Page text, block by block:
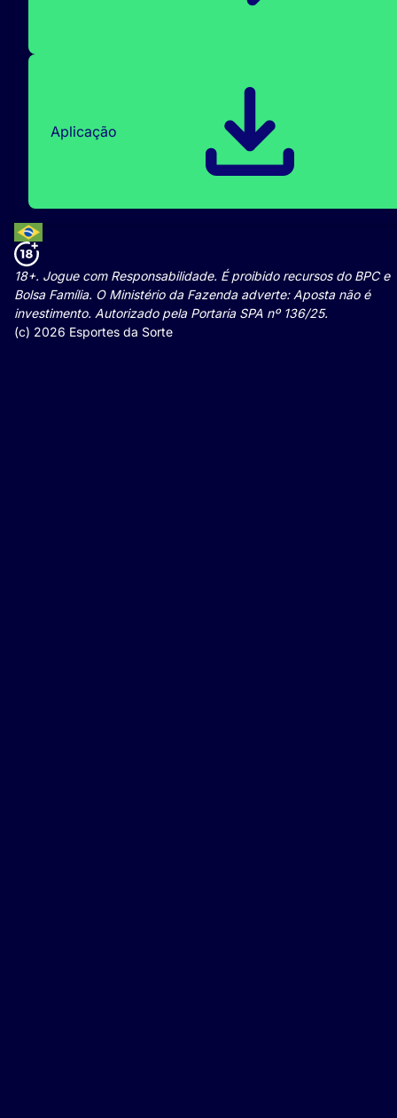
Aplicação
18+. Jogue com Responsabilidade. É proibido recursos do BPC e
Bolsa Família. O Ministério da Fazenda adverte: Aposta não é
investimento. Autorizado pela Portaria SPA nº 136/25.
(c) 2026 Esportes da Sorte